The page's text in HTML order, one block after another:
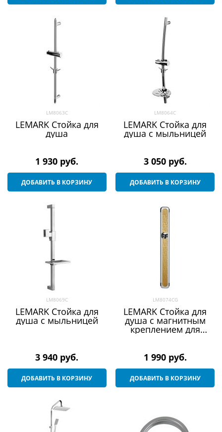
LM8063C
LEMARK Стойка для
душа
1 930 руб.
ДОБАВИТЬ В КОРЗИНУ
LM8064C
LEMARK Стойка для
душа с мыльницей
3 050 руб.
ДОБАВИТЬ В КОРЗИНУ
LM8069C
LEMARK Стойка для
душа с мыльницей
3 940 руб.
ДОБАВИТЬ В КОРЗИНУ
LM8074CG
LEMARK Стойка для
душа с магнитным
креплением для
1 990 руб.
ДОБАВИТЬ В КОРЗИНУ